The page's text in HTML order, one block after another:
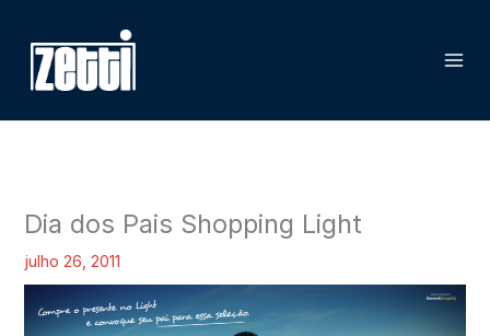
para
conteúdo
Dia dos Pais Shopping Light
julho 26, 2011
e
a
r